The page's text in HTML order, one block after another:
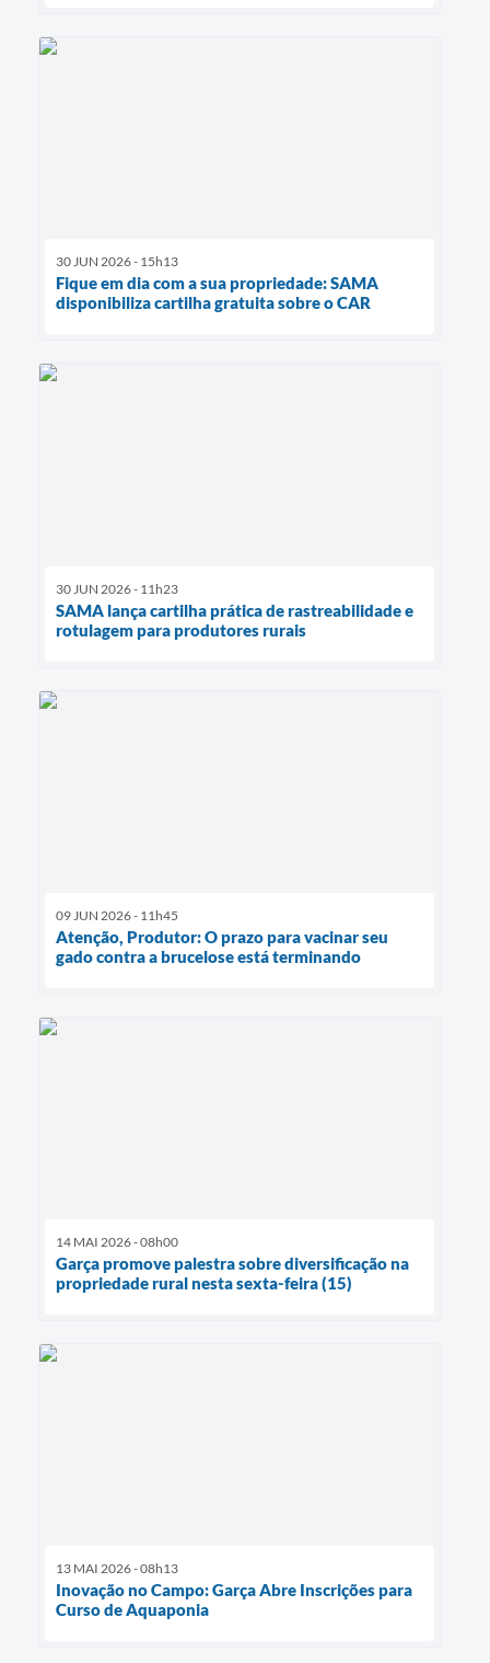
30 JUN 2026 - 15h13
Fique em dia com a sua propriedade: SAMA
disponibiliza cartilha gratuita sobre o CAR
30 JUN 2026 - 11h23
SAMA lança cartilha prática de rastreabilidade e
rotulagem para produtores rurais
09 JUN 2026 - 11h45
Atenção, Produtor: O prazo para vacinar seu
gado contra a brucelose está terminando
14 MAI 2026 - 08h00
Garça promove palestra sobre diversificação na
propriedade rural nesta sexta-feira (15)
13 MAI 2026 - 08h13
Inovação no Campo: Garça Abre Inscrições para
Curso de Aquaponia